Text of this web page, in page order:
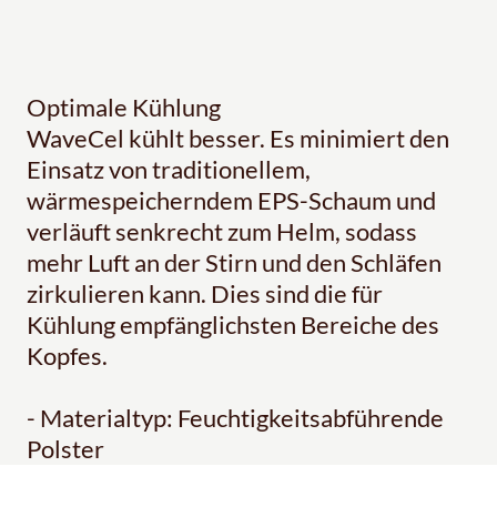
Optimale Kühlung
WaveCel kühlt besser. Es minimiert den
Einsatz von traditionellem,
wärmespeicherndem EPS-Schaum und
verläuft senkrecht zum Helm, sodass
mehr Luft an der Stirn und den Schläfen
zirkulieren kann. Dies sind die für
Kühlung empfänglichsten Bereiche des
Kopfes.
- Materialtyp: Feuchtigkeitsabführende
Polster